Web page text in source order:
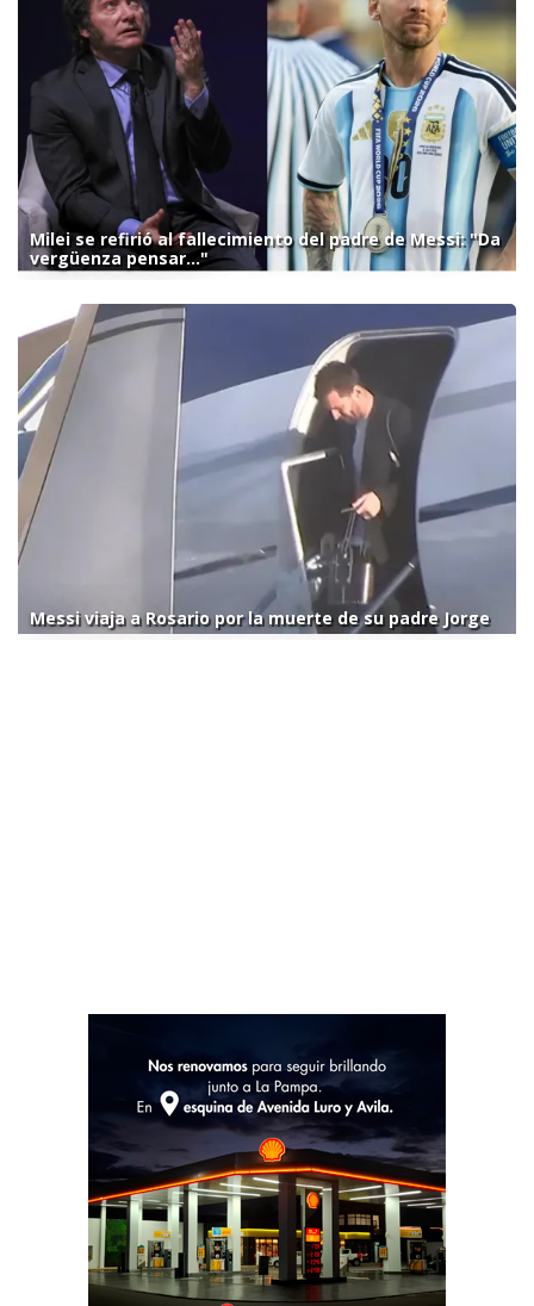
Milei se refirió al fallecimiento del padre de Messi: "Da
vergüenza pensar..."
Messi viaja a Rosario por la muerte de su padre Jorge